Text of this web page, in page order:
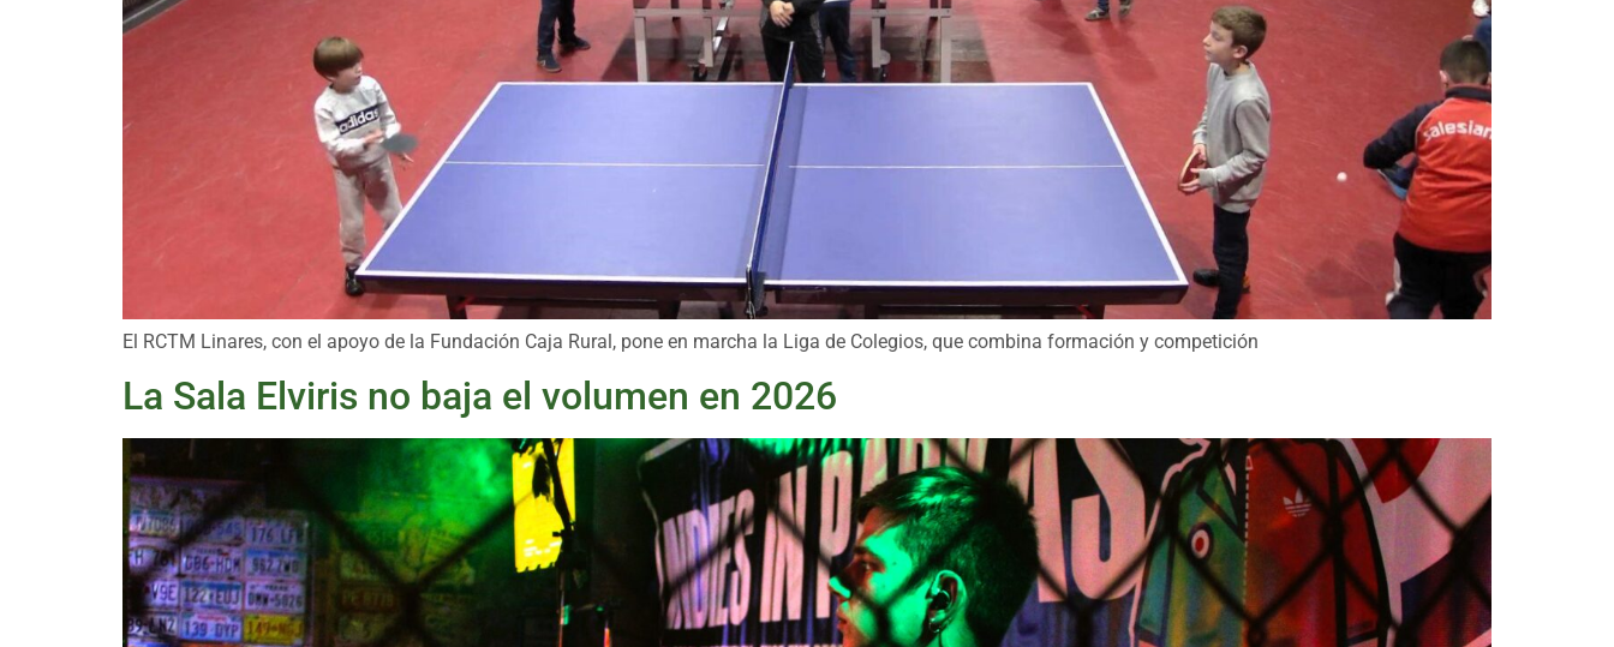
El RCTM Linares, con el apoyo de la Fundación Caja Rural, pone en marcha la Liga de Colegios, que combina formación y competición
La Sala Elviris no baja el volumen en 2026